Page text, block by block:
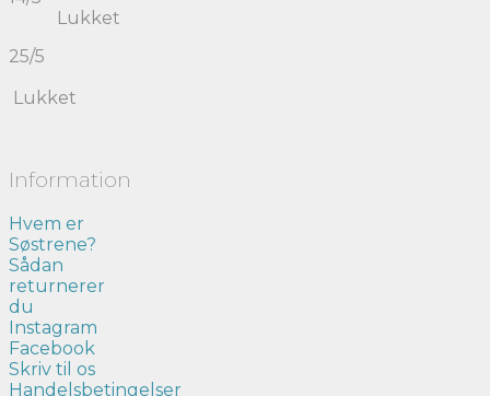
Lukket
25/5
Lukket
Information
Hvem er
Søstrene?
Sådan
returnerer
du
Instagram
Facebook
Skriv til os
Handelsbetingelser